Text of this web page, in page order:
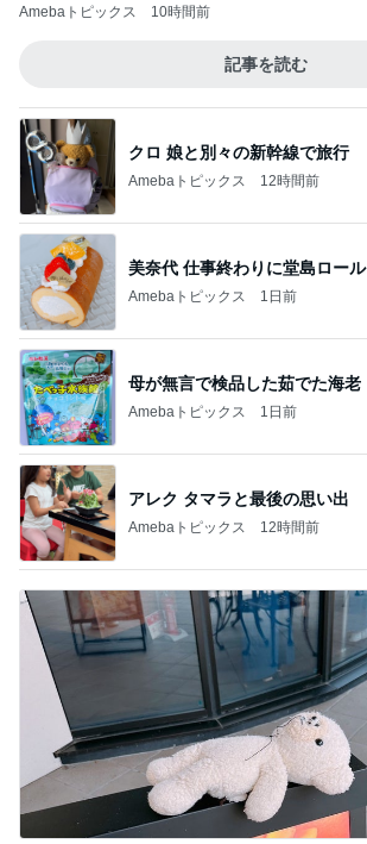
Amebaトピックス 10時間前
記事を読む
クロ 娘と別々の新幹線で旅行
Amebaトピックス 12時間前
美奈代 仕事終わりに堂島ロール
Amebaトピックス 1日前
母が無言で検品した茹でた海老
Amebaトピックス 1日前
アレク タマラと最後の思い出
Amebaトピックス 12時間前